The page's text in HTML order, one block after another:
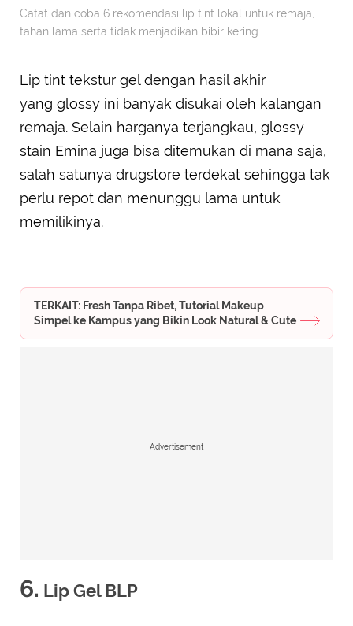
Catat dan coba 6 rekomendasi lip tint lokal untuk remaja,
tahan lama serta tidak menjadikan bibir kering.
Lip tint tekstur gel dengan hasil akhir
yang glossy ini banyak disukai oleh kalangan
remaja. Selain harganya terjangkau, glossy
stain Emina juga bisa ditemukan di mana saja,
salah satunya drugstore terdekat sehingga tak
perlu repot dan menunggu lama untuk
memilikinya.
TERKAIT: Fresh Tanpa Ribet, Tutorial Makeup
Simpel ke Kampus yang Bikin Look Natural & Cute
Advertisement
6. Lip Gel BLP